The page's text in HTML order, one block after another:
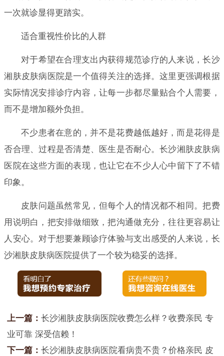
一次就诊显得更踏实。
适合重视性价比的人群
对于希望在合理支出内获得规范诊疗的人来说，长沙
湘肤皮肤病医院是一个值得关注的选择。这里更强调根据
实际情况安排诊疗内容，让每一步都尽量贴合个人需要，
而不是增加额外负担。
不少患者在意的，并不是花费越低越好，而是花得是
否合理、过程是否清楚、医生是否耐心。长沙湘肤皮肤病
医院在这些方面的表现，也让它在不少人心中留下了不错
印象。
皮肤问题虽然常见，但每个人的情况都不相同。把费
用说明白，把安排做细致，把沟通做充分，往往更容易让
人安心。对于想要兼顾诊疗体验与支出感受的人来说，长
沙湘肤皮肤病医院提供了一个较为稳妥的选择。
上一篇： 长沙湘肤皮肤病医院收费怎么样？收费亲民 专
业可靠 深受信赖！
下一篇： 长沙湘肤皮肤病医院看病贵不贵？价格亲民 皮